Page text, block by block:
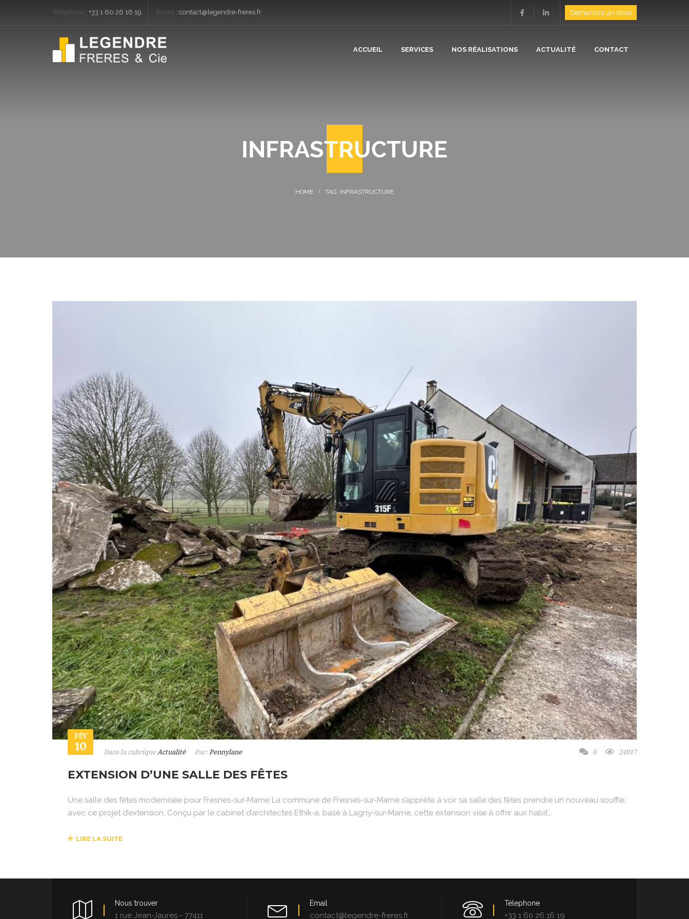
Téléphone : +33 1 60 26 16 19 Email : contact@legendre-freres.fr Demandez un devis
ACCUEIL SERVICES
PLÂTRERIE / ISOLATION
NOS RÉALISATIONS ACTUALITÉ CONTACT
INFRASTRUCTURE
TAG: INFRASTRUCTURE
FÉV
10 Dans la rubriqueActualité Par: Pennylane 0 24917
EXTENSION D’UNE SALLE DES FÊTES
Une salle des fêtes modernisée pour Fresnes-sur-Marne La commune de Fresnes-sur-Marne s’apprête à voir sa salle des fêtes prendre un nouveau souffle,
avec ce projet d’extension. Conçu par le cabinet d’architectes Ethik-a, basé à Lagny-sur-Marne, cette extension vise à offrir aux habit...
LIRE LA SUITE
Nous trouver
1 rue Jean-Jaures - 77411
Email
contact@legendre-freres.fr
Télephone
+33 1 60 26 16 19